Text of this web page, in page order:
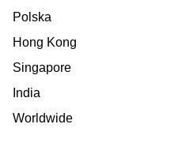
Polska
Hong Kong
Singapore
India
Worldwide